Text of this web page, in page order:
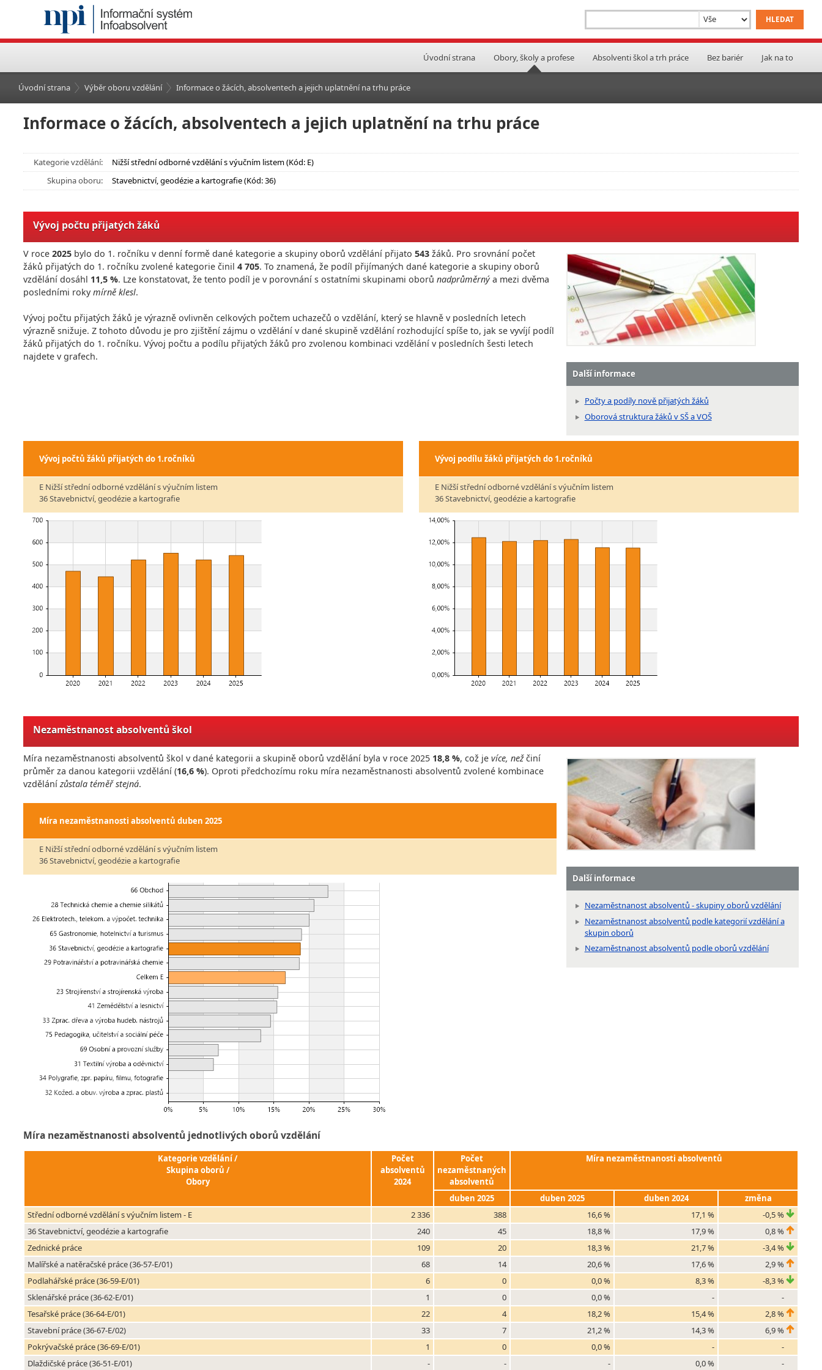
Úvodní strana Obory, školy a profese Absolventi škol a trh práce Bez bariér Jak na to
Úvodní strana Výběr oboru vzdělání Informace o žácích, absolventech a jejich uplatnění na trhu práce
Informace o žácích, absolventech a jejich uplatnění na trhu práce
Kategorie vzdělání:
Nižší střední odborné vzdělání s výučním listem (Kód: E)
Skupina oboru:
Stavebnictví, geodézie a kartografie (Kód: 36)
Vývoj počtu přijatých žáků
V roce 2025 bylo do 1. ročníku v denní formě dané kategorie a skupiny oborů vzdělání přijato 543 žáků. Pro srovnání počet
žáků přijatých do 1. ročníku zvolené kategorie činil 4 705. To znamená, že podíl přijímaných dané kategorie a skupiny oborů
vzdělání dosáhl 11,5 %. Lze konstatovat, že tento podíl je v porovnání s ostatními skupinami oborů nadprůměrnýa mezi dvěma
posledními rokymírně klesl.
Vývoj počtu přijatých žáků je výrazně ovlivněn celkových počtem uchazečů o vzdělání, který se hlavně v posledních letech
výrazně snižuje. Z tohoto důvodu je pro zjištění zájmu o vzdělání v dané skupině vzdělání rozhodující spíše to, jak se vyvíjí podíl
žáků přijatých do 1. ročníku. Vývoj počtu a podílu přijatých žáků pro zvolenou kombinaci vzdělání v posledních šesti letech
najdete v grafech.
Další informace
Počty a podíly nově přijatých žáků
Oborová struktura žáků v SŠ a VOŠ
Vývoj počtů žáků přijatých do 1.ročníků
E Nižší střední odborné vzdělání s výučním listem
36 Stavebnictví, geodézie a kartografie
Vývoj podílu žáků přijatých do 1.ročníků
E Nižší střední odborné vzdělání s výučním listem
36 Stavebnictví, geodézie a kartografie
Nezaměstnanost absolventů škol
Míra nezaměstnanosti absolventů škol v dané kategorii a skupině oborů vzdělání byla v roce 2025 18,8 %, což je více, nežčiní
průměr za danou kategorii vzdělání (16,6 %). Oproti předchozímu roku míra nezaměstnanosti absolventů zvolené kombinace
vzdělánízůstala téměř stejná.
Míra nezaměstnanosti absolventů duben 2025
E Nižší střední odborné vzdělání s výučním listem
36 Stavebnictví, geodézie a kartografie
Další informace
Nezaměstnanost absolventů - skupiny oborů vzdělání
Nezaměstnanost absolventů podle kategorií vzdělání a
skupin oborů
Nezaměstnanost absolventů podle oborů vzdělání
Míra nezaměstnanosti absolventů jednotlivých oborů vzdělání
Kategorie vzdělání /
Skupina oborů /
Obory
Počet
absolventů
2024
Počet
nezaměstnaných
absolventů
Míra nezaměstnanosti absolventů
duben 2025 duben 2025 duben 2024
změna
Střední odborné vzdělání s výučním listem - E
2 336 388 16,6 % 17,1 %
-0,5 %
36 Stavebnictví, geodézie a kartografie
240 45 18,8 % 17,9 %
0,8 %
Zednické práce
109 20 18,3 % 21,7 %
-3,4 %
Malířské a natěračské práce (36-57-E/01)
68 14 20,6 % 17,6 %
2,9 %
Podlahářské práce (36-59-E/01)
6 0 0,0 % 8,3 %
-8,3 %
Sklenářské práce (36-62-E/01)
1 0 0,0 % -
-
Tesařské práce (36-64-E/01)
22 4 18,2 % 15,4 %
2,8 %
Stavební práce (36-67-E/02)
33 7 21,2 % 14,3 %
6,9 %
Pokrývačské práce (36-69-E/01)
1 0 0,0 % -
-
Dlaždičské práce (36-51-E/01)
- - - 0,0 % -